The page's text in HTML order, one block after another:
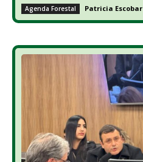
Agenda Forestal Patricia Escobar